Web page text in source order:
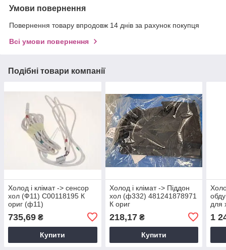
Умови повернення
Повернення товару впродовж 14 днів за рахунок покупця
Всі умови повернення
Подібні товари компанії
Холод і клімат -> сенсор
хол (Ф11) C00118195 К
ориг (ф11)
735,69 ₴
Купити
Холод і клімат -> Піддон
хол (ф332) 481241878971
К ориг
218,17₴
Купити
для
1